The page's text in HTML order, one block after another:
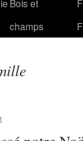
Bois et
champs